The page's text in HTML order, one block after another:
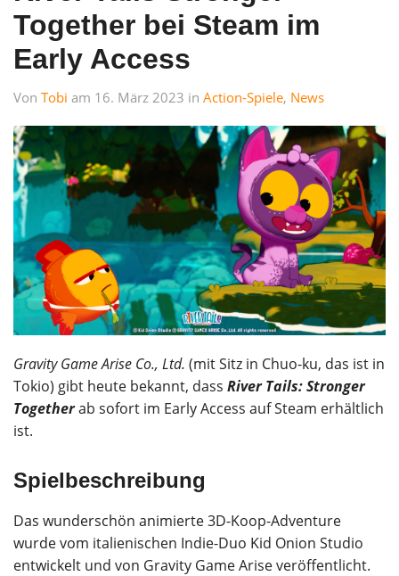
Together bei Steam im
Early Access
Von Tobi am 16. März 2023 in Action-Spiele, News
Gravity Game Arise Co., Ltd. (mit Sitz in Chuo-ku, das ist in
Tokio) gibt heute bekannt, dass River Tails: Stronger
Togetherab sofort im Early Access auf Steam erhältlich
ist.
Spielbeschreibung
Das wunderschön animierte 3D-Koop-Adventure
wurde vom italienischen Indie-Duo Kid Onion Studio
entwickelt und von Gravity Game Arise veröffentlicht.